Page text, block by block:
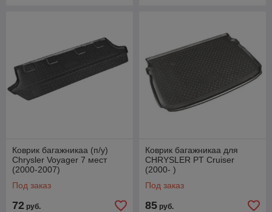
Коврик багажникаа (п/у)
Chrysler Voyager 7 мест
(2000-2007)
Под заказ
72 руб.
Коврик багажникаа для
CHRYSLER PT Cruiser
(2000- )
Под заказ
85 руб.